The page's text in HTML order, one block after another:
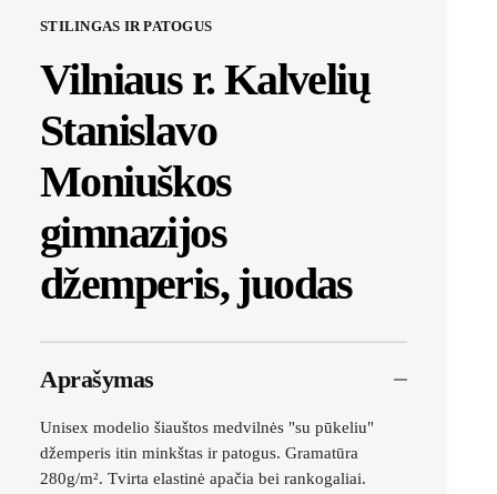
STILINGAS IR PATOGUS
Vilniaus r. Kalvelių
Stanislavo
Moniuškos
gimnazijos
džemperis, juodas
Aprašymas
Unisex modelio šiauštos medvilnės "su pūkeliu"
džemperis itin minkštas ir patogus. Gramatūra
280g/m². Tvirta elastinė apačia bei rankogaliai.